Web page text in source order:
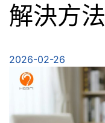
解決方法
2026-02-26